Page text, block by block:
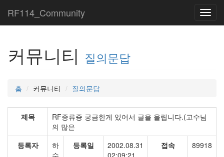
RF114_Community
커뮤니티 질의문답
홈 커뮤니티 질의문답
제목
RF종류즁 궁금한게 있어서 글을 올립니다.(고수님
의 많은
등록자
하
수
등록일
2002.08.31
02:09:21
접속 89918